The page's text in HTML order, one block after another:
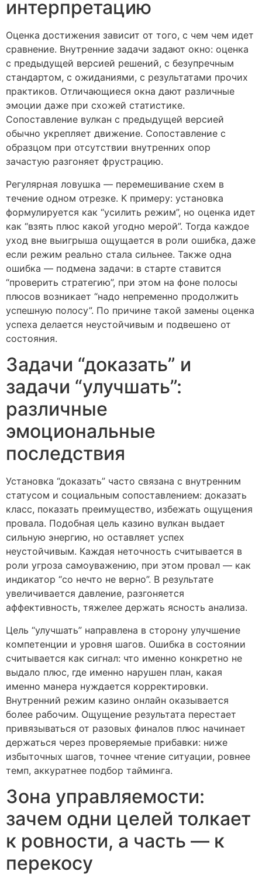
интерпретацию
Оценка достижения зависит от того, с чем чем идет
сравнение. Внутренние задачи задают окно: оценка
с предыдущей версией решений, с безупречным
стандартом, с ожиданиями, с результатами прочих
практиков. Отличающиеся окна дают различные
эмоции даже при схожей статистике.
Сопоставление вулкан с предыдущей версией
обычно укрепляет движение. Сопоставление с
образцом при отсутствии внутренних опор
зачастую разгоняет фрустрацию.
Регулярная ловушка — перемешивание схем в
течение одном отрезке. К примеру: установка
формулируется как “усилить режим”, но оценка идет
как “взять плюс какой угодно мерой”. Тогда каждое
уход вне выигрыша ощущается в роли ошибка, даже
если режим реально стала сильнее. Также одна
ошибка — подмена задачи: в старте ставится
“проверить стратегию”, при этом на фоне полосы
плюсов возникает “надо непременно продолжить
успешную полосу”. По причине такой замены оценка
успеха делается неустойчивым и подвешено от
состояния.
Задачи “доказать” и
задачи “улучшать”:
различные
эмоциональные
последствия
Установка “доказать” часто связана с внутренним
статусом и социальным сопоставлением: доказать
класс, показать преимущество, избежать ощущения
провала. Подобная цель казино вулкан выдает
сильную энергию, но оставляет успех
неустойчивым. Каждая неточность считывается в
роли угроза самоуважению, при этом провал — как
индикатор “со нечто не верно”. В результате
увеличивается давление, разгоняется
аффективность, тяжелее держать ясность анализа.
Цель “улучшать” направлена в сторону улучшение
компетенции и уровня шагов. Ошибка в состоянии
считывается как сигнал: что именно конкретно не
выдало плюс, где именно нарушен план, какая
именно манера нуждается корректировки.
Внутренний режим казино онлайн оказывается
более рабочим. Ощущение результата перестает
привязываться от разовых финалов плюс начинает
держаться через проверяемые прибавки: ниже
избыточных шагов, точнее чтение ситуации, ровнее
темп, аккуратнее подбор тайминга.
Зона управляемости:
зачем одни целей толкает
к ровности, а часть — к
перекосу